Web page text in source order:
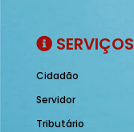
SERVIÇOS
Cidadão
Servidor
Tributário